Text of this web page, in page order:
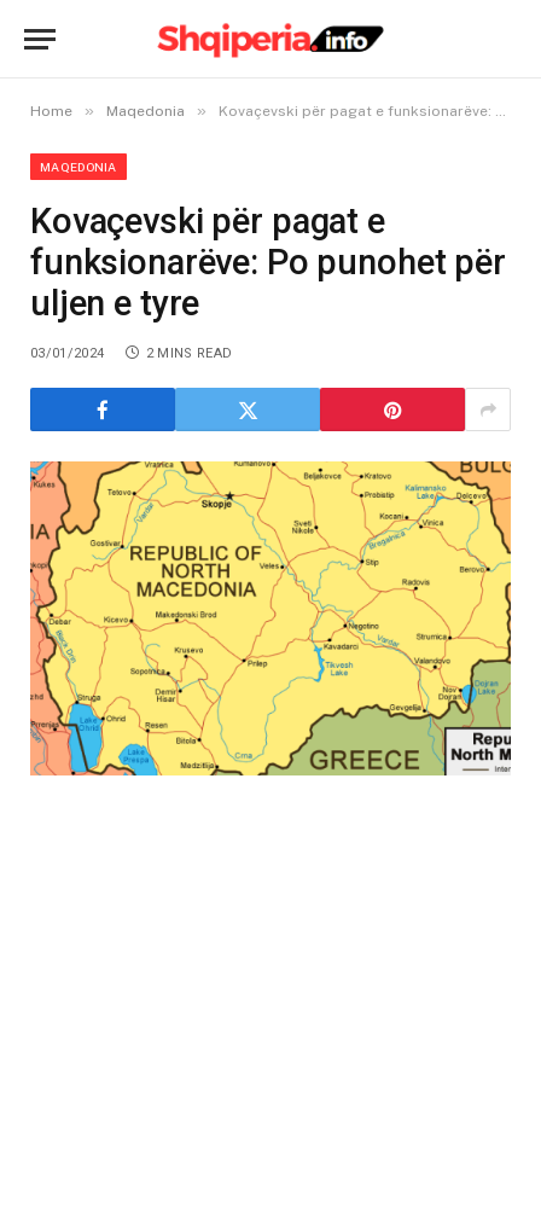
Home » Maqedonia » Kovaçevski për pagat e funksionarëve: Po punohet për uljen e tyre
MAQEDONIA
Kovaçevski për pagat e
funksionarëve: Po punohet për
uljen e tyre
03/01/2024 2 MINS READ